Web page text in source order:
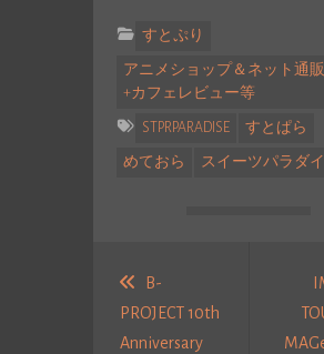
すとぷり
アニメショップ＆ネット通
+カフェレビュー等
STPRPARADISE すとぱら
めておら スイーツパラダ
B-
PROJECT 10th
Anniversary